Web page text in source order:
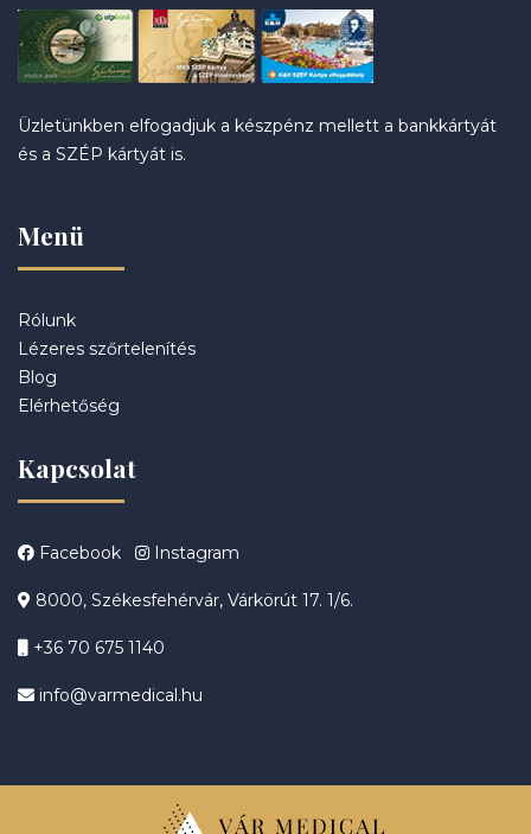
Üzletünkben elfogadjuk a készpénz mellett a bankkártyát
és a SZÉP kártyát is.
Menü
Rólunk
Lézeres szőrtelenítés
Blog
Elérhetőség
Kapcsolat
Facebook Instagram
8000, Székesfehérvár, Várkörút 17. 1/6.
+36 70 675 1140
info@varmedical.hu